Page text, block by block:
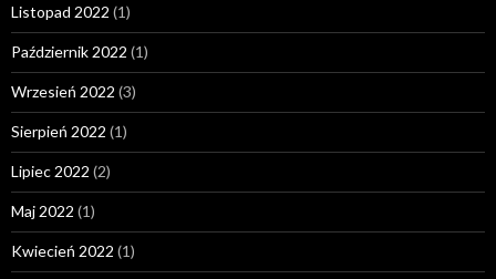
Listopad 2022 (1)
Październik 2022 (1)
Wrzesień 2022 (3)
Sierpień 2022 (1)
Lipiec 2022 (2)
Maj 2022 (1)
Kwiecień 2022 (1)